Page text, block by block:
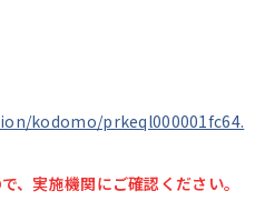
kodomo/prkeql000001fc64.
、実施機関にご確認ください。